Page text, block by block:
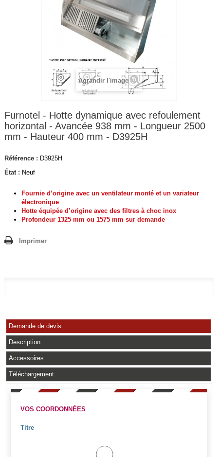
Agrandir l'image
Furnotel - Hotte dynamique avec refoulement
horizontal - Avancée 938 mm - Longueur 2500
mm - Hauteur 400 mm - D3925H
Référence : D3925H
État : Neuf
Fournie d’origine avec un ventilateur monté et un variateur
électronique
Hotte équipée d’origine avec des ﬁltres à choc inox
Profondeur 1325 mm ou 1575 mm sur demande
Imprimer
Demande de devis
Description
Accessoires
Téléchargement
VOS COORDONNÉES
Titre